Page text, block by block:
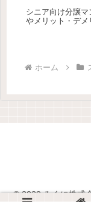
シニア向け分譲
やメリット・デ
ホーム
© 2020 みくに株式